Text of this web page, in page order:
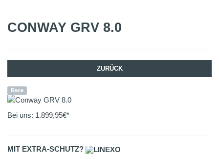
CONWAY GRV 8.0
ZURÜCK
Race
Bei uns: 1.899,95€*
MIT EXTRA-SCHUTZ?